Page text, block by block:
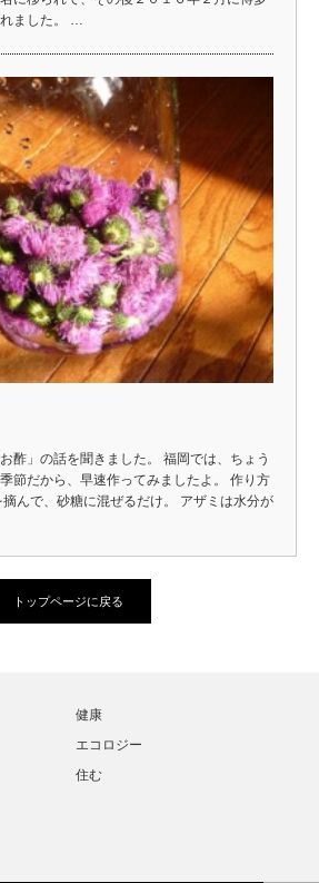
ました。 …
酢」の話を聞きました。 福岡では、ちょう
節だから、早速作ってみましたよ。 作り方
んで、砂糖に混ぜるだけ。 アザミは水分が
トップページに戻る
健康
エコロジー
住む